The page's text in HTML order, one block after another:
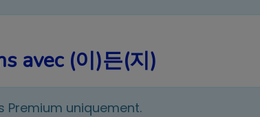
avec (이)든(지)
Premium uniquement.